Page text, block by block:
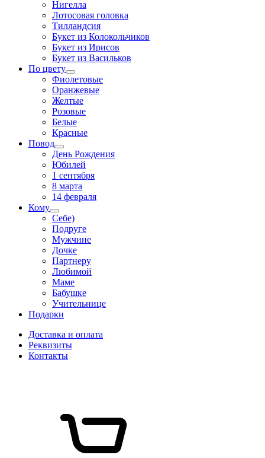
Нигелла
Лотосовая головка
Тилландсия
Букет из Колокольчиков
Букет из Ирисов
Букет из Васильков
По цвету
Фиолетовые
Оранжевые
Желтые
Розовые
Белые
Красные
Повод
День Рождения
Юбилей
1 сентября
8 марта
14 февраля
Кому
Себе)
Подруге
Мужчине
Дочке
Партнеру
Любимой
Маме
Бабушке
Учительнице
Подарки
Доставка и оплата
Реквизиты
Контакты